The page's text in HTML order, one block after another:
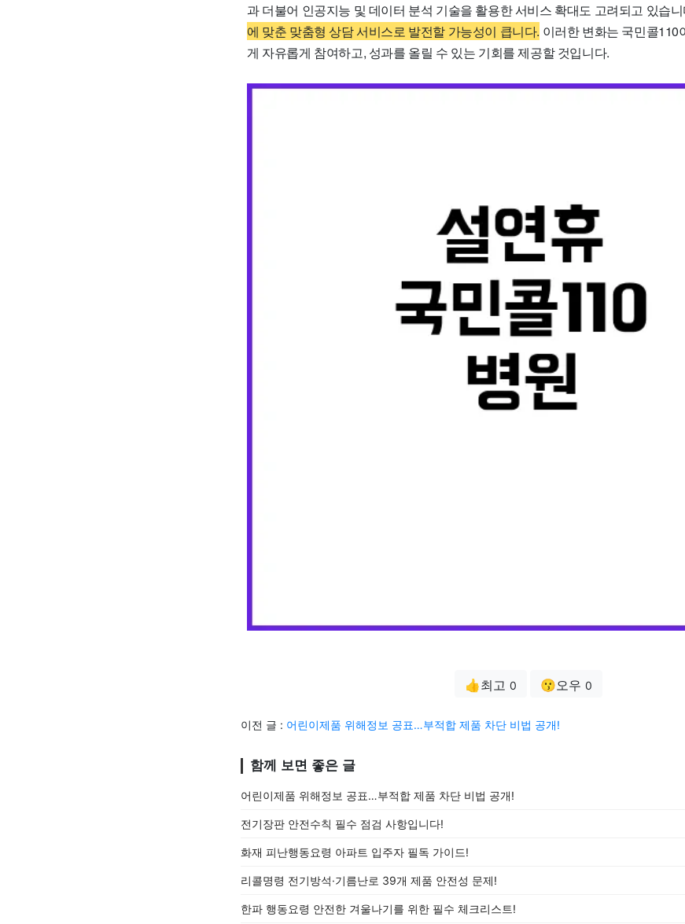
과 더불어 인공지능 및 데이터 분석 기술을 활용한 서비스 확대도 고려되고 있습
에 맞춘 맞춤형 상담 서비스로 발전할 가능성이 큽니다. 이러한 변화는 국민콜110
게 자유롭게 참여하고, 성과를 올릴 수 있는 기회를 제공할 것입니다.
👍최고 0 😗오우 0
이전 글 : 어린이제품 위해정보 공표…부적합 제품 차단 비법 공개!
함께 보면 좋은 글
어린이제품 위해정보 공표…부적합 제품 차단 비법 공개!
전기장판 안전수칙 필수 점검 사항입니다!
화재 피난행동요령 아파트 입주자 필독 가이드!
리콜명령 전기방석·기름난로 39개 제품 안전성 문제!
한파 행동요령 안전한 겨울나기를 위한 필수 체크리스트!